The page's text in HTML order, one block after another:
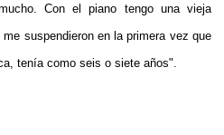
Con el piano tengo una vieja
suspendieron en la primera vez que
tenía como seis o siete años".